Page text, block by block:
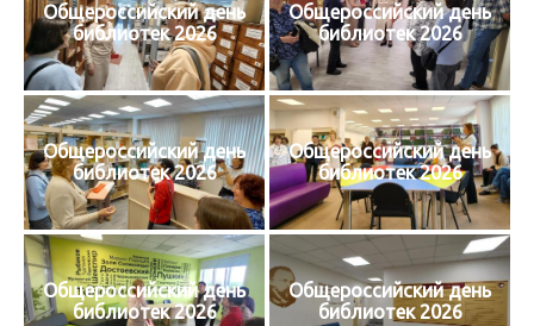
Общероссийский день
библиотек 2026
Общероссийский день
библиотек 2026
Общероссийский день
библиотек 2026
Общероссийский день
библиотек 2026
Общероссийский день
библиотек 2026
Общероссийский день
библиотек 2026